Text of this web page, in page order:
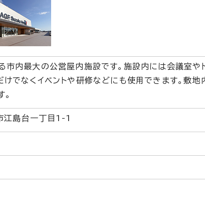
内最大の公営屋内施設です。施設内には会議室や
けでなくイベントや研修などにも使用できます。敷地
島台一丁目1-1